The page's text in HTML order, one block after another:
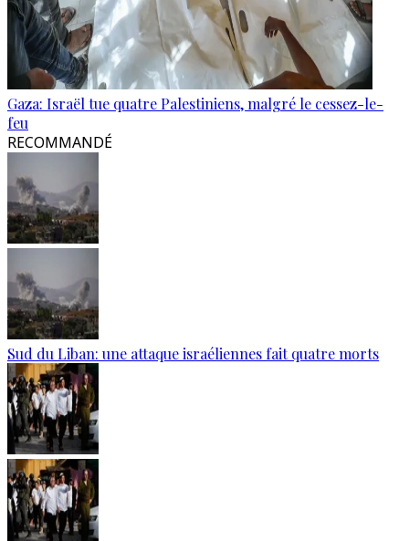
Gaza: Israël tue quatre Palestiniens, malgré le cessez-le-
feu
RECOMMANDÉ
Sud du Liban: une attaque israéliennes fait quatre morts